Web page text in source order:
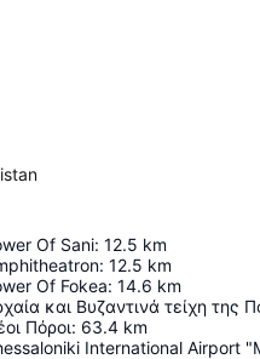
Of Sani: 12.5 km
: 12.5 km
Of Fokea: 14.6 km
Πόροι: 63.4 km